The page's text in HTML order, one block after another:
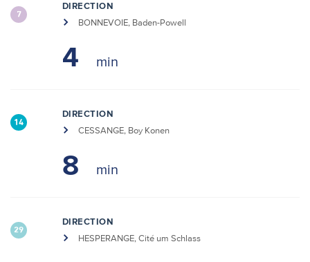
7
DIRECTION
BONNEVOIE, Baden-Powell
4
14
DIRECTION
CESSANGE, Boy Konen
8
29
DIRECTION
HESPERANGE, Cité um Schlass